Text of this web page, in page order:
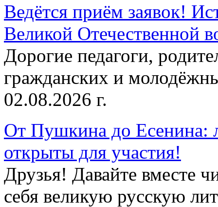
Ведётся приём заявок!
Великой Отечественной
Дорогие педагоги,
гражданских и
02.08.2026 г.
От Пушкина до Есенина:
открыты для участия!
Друзья! Давайте вместе
себя великую русскую